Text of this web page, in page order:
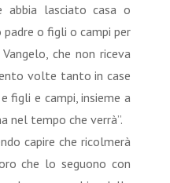
abbia lasciato casa o
o figli o campi per
che non riceva
volte tanto in case
figli e campi, insieme a
nel tempo che verrà”.
capire che ricolmerà
che lo seguono con